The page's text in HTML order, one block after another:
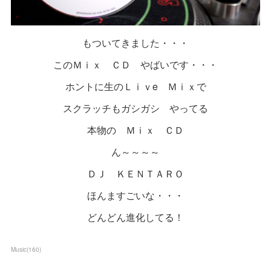
もついてきました・・・
このＭｉｘ ＣＤ やばいです・・・
ホントに生のＬｉｖe Ｍｉｘで
スクラッチもガシガシ やってる
本物の Ｍｉｘ ＣＤ
ん～～～～
ＤＪ ＫＥＮＴＡＲＯ
ほんますごいな・・・
どんどん進化してる！
Music(160)